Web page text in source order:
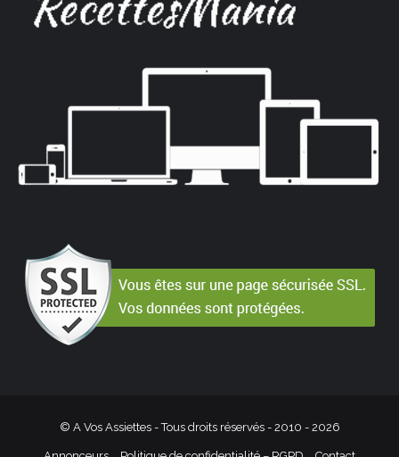
© A Vos Assiettes - Tous droits réservés - 2010 - 2026